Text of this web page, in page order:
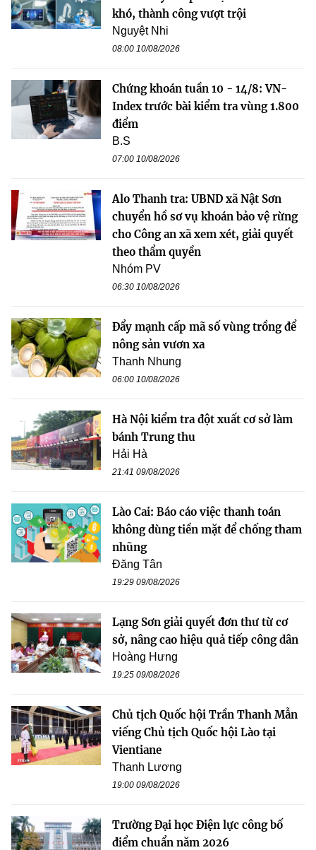
khó, thành công vượt trội
Nguyệt Nhi
08:00 10/08/2026
Chứng khoán tuần 10 - 14/8: VN-
Index trước bài kiểm tra vùng 1.800
điểm
B.S
07:00 10/08/2026
Alo Thanh tra: UBND xã Nật Sơn
chuyển hồ sơ vụ khoán bảo vệ rừng
cho Công an xã xem xét, giải quyết
theo thẩm quyền
Nhóm PV
06:30 10/08/2026
Đẩy mạnh cấp mã số vùng trồng để
nông sản vươn xa
Thanh Nhung
06:00 10/08/2026
Hà Nội kiểm tra đột xuất cơ sở làm
bánh Trung thu
Hải Hà
21:41 09/08/2026
Lào Cai: Báo cáo việc thanh toán
không dùng tiền mặt để chống tham
nhũng
Đăng Tân
19:29 09/08/2026
Lạng Sơn giải quyết đơn thư từ cơ
sở, nâng cao hiệu quả tiếp công dân
Hoàng Hưng
19:25 09/08/2026
Chủ tịch Quốc hội Trần Thanh Mẫn
viếng Chủ tịch Quốc hội Lào tại
Vientiane
Thanh Lương
19:00 09/08/2026
Trường Đại học Điện lực công bố
điểm chuẩn năm 2026